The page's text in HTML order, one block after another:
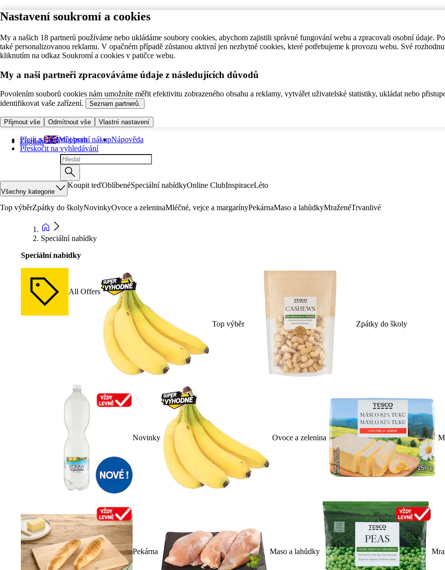
Nastavení soukromí a cookies
My a našich 18 partnerů používáme nebo ukládáme soubory cookies, abychom zajistili správné fungování webu a zpracovali osobní údaje.
také personalizovanou reklamu. V opačném případě zůstanou aktivní jen nezbytné cookies, které potřebujeme k provozu webu. Své
kliknutím na odkaz Soukromí a cookies v patičce webu.
My a naši partneři zpracováváme údaje z následujících důvodů
Povolením souborů cookies nám umožníte měřit efektivitu zobrazeného obsahu a reklamy, vytvářet uživatelské statistiky, ukládat nebo
identifikovat vaše zařízení.
Seznam partnerů.
Přijmout vše Odmítnout vše Vlastní nastavení
Přejít na hlavní obsah
Přeskočit na vyhledávání
English Můj první nákupNápověda
Všechny kategorie
Koupit teďOblíbenéSpeciální nabídkyOnline ClubInspiraceLéto
Top výběrZpátky do školyNovinkyOvoce a zeleninaMléčné, vejce a margarínyPekárnaMaso a lahůdkyMraženéTrvanlivé
Speciální nabídky
Speciální nabídky
All Offers
Top výběr Zpátky do školy
Novinky Ovoce a zelenina
Pekárna Maso a lahůdky